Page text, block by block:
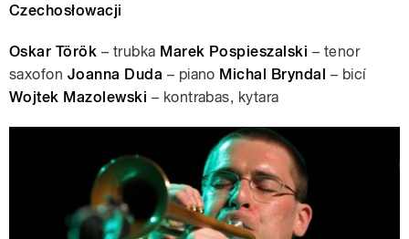
Czechosłowacji
Oskar Török – trubka Marek Pospieszalski – tenor
saxofon Joanna Duda – piano Michal Bryndal – bicí
Wojtek Mazolewski – kontrabas, kytara